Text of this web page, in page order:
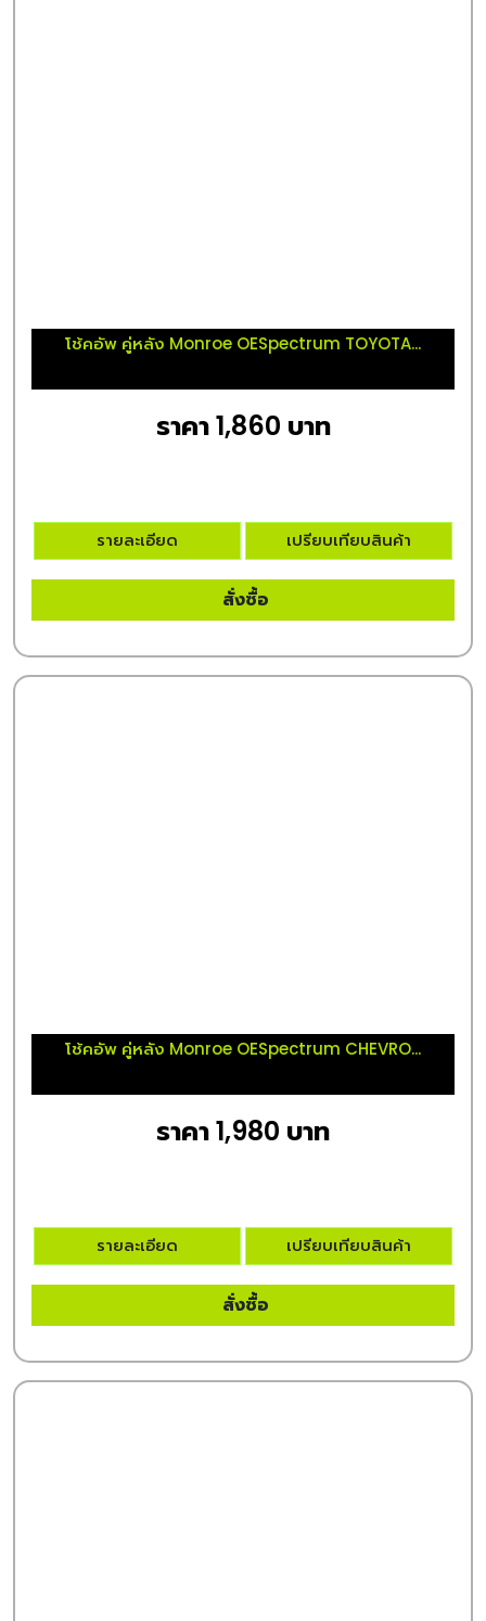
โช้คอัพ คู่หลัง Monroe OESpectrum TOYOTA...
ราคา 1,860 บาท
รายละเอียด เปรียบเทียบสินค้า
สั่งซื้อ
โช้คอัพ คู่หลัง Monroe OESpectrum CHEVRO...
ราคา 1,980 บาท
รายละเอียด เปรียบเทียบสินค้า
สั่งซื้อ